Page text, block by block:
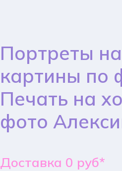
Портреты
картины по
Печать на
фото
Доставка 0 руб*